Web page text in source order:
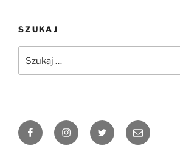
SZUKAJ
FacebookInstagramTwitter Email